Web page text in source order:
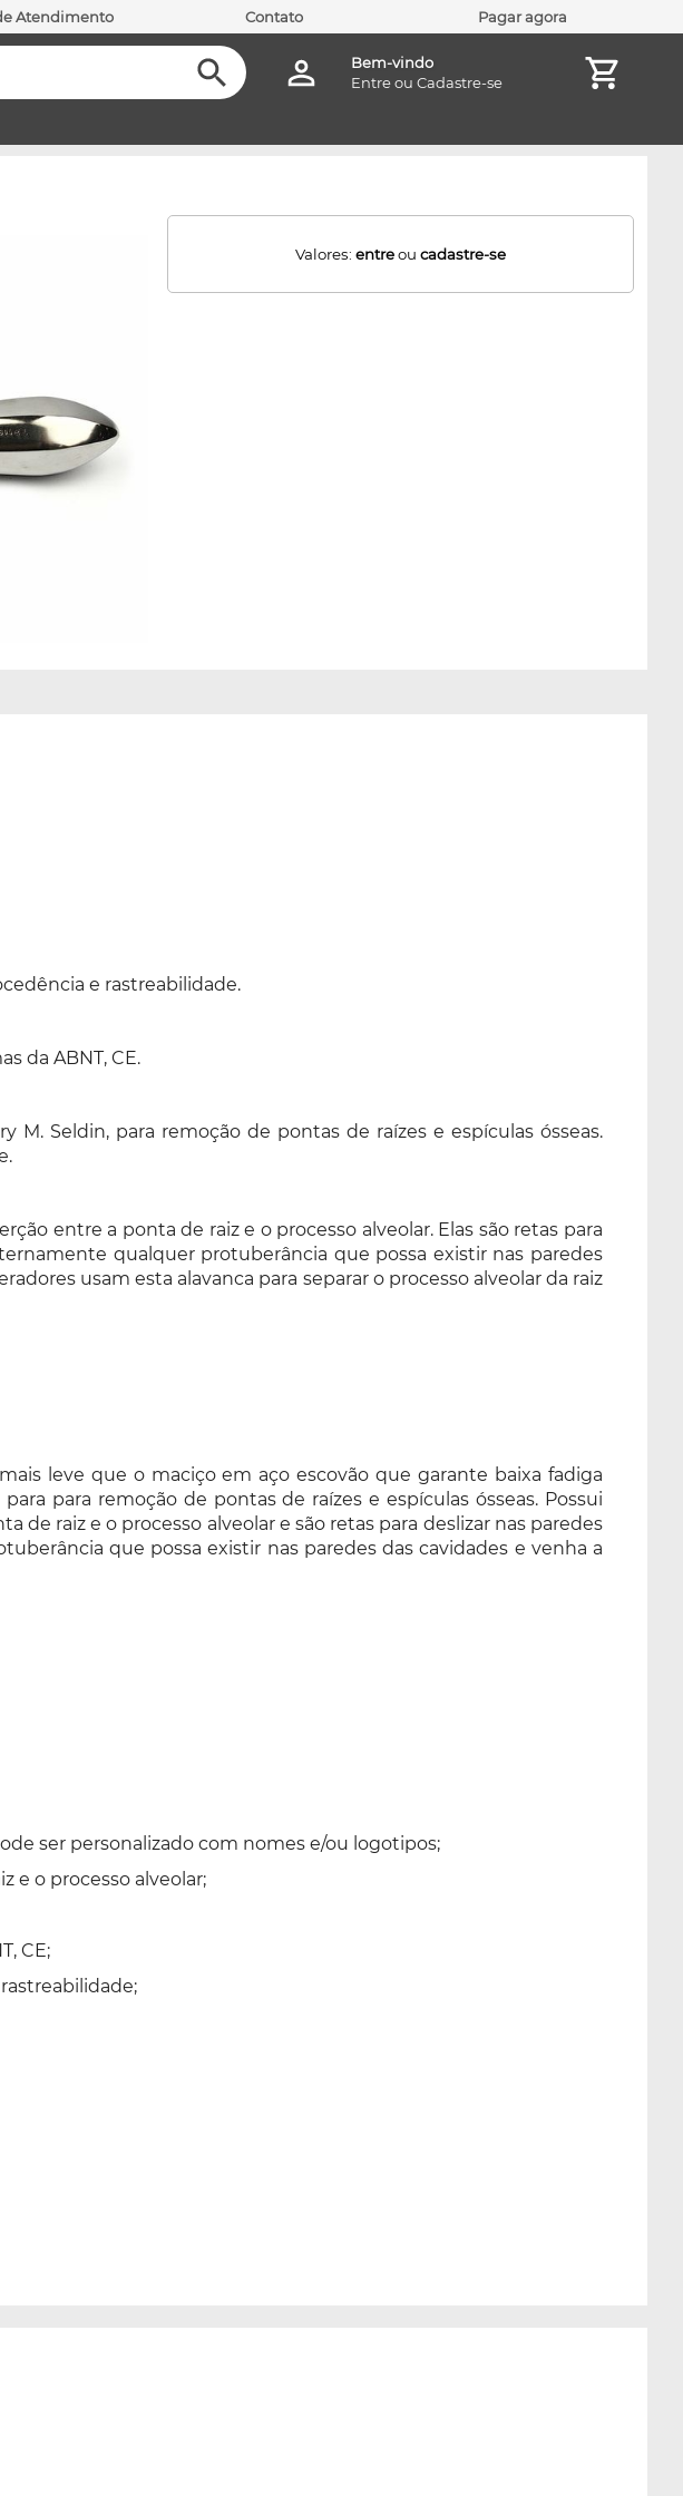
Atendimento Contato Pagar agora
Bem-vindo
Entreou Cadastre-se
Valores:entreoucadastre-se
e rastreabilidade.
da ABNT, CE.
Seldin, para remoção de pontas de raízes e espículas ósseas.
entre a ponta de raiz e o processo alveolar. Elas são retas para
qualquer protuberância que possa existir nas paredes
usam esta alavanca para separar o processo alveolar da raiz
leve que o maciço em aço escovão que garante baixa fadiga
para remoção de pontas de raízes e espículas ósseas. Possui
de raiz e o processo alveolar e são retas para deslizar nas paredes
que possa existir nas paredes das cavidades e venha a
ser personalizado com nomes e/ou logotipos;
e o processo alveolar;
CE;